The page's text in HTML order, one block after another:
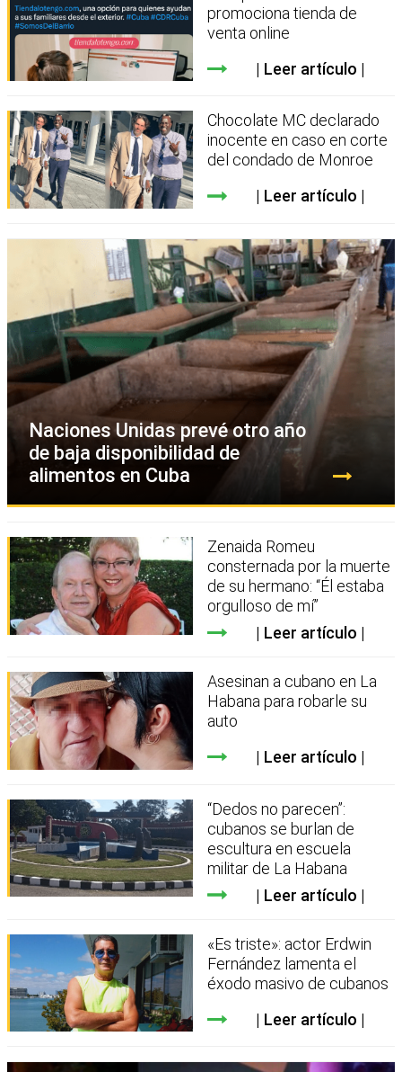
promociona tienda de
venta online
Leer artículo
Chocolate MC declarado
inocente en caso en corte
del condado de Monroe
Leer artículo
Naciones Unidas prevé otro año
de baja disponibilidad de
alimentos en Cuba
Zenaida Romeu
consternada por la muerte
de su hermano: “Él estaba
orgulloso de mí”
Leer artículo
Asesinan a cubano en La
Habana para robarle su
auto
Leer artículo
“Dedos no parecen”:
cubanos se burlan de
escultura en escuela
militar de La Habana
Leer artículo
«Es triste»: actor Erdwin
Fernández lamenta el
éxodo masivo de cubanos
Leer artículo